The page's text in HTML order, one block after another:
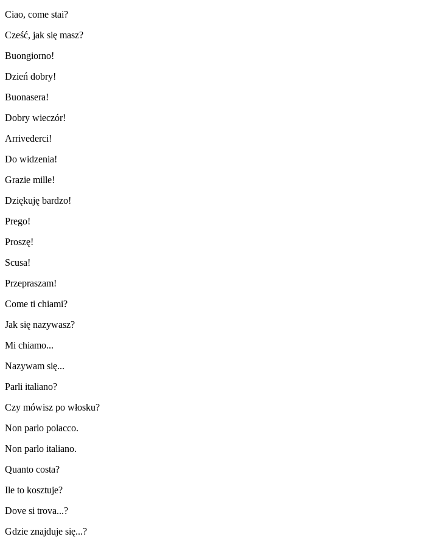
Ciao, come stai?
Cześć, jak się masz?
Buongiorno!
Dzień dobry!
Buonasera!
Dobry wieczór!
Arrivederci!
Do widzenia!
Grazie mille!
Dziękuję bardzo!
Prego!
Proszę!
Scusa!
Przepraszam!
Come ti chiami?
Jak się nazywasz?
Mi chiamo...
Nazywam się...
Parli italiano?
Czy mówisz po włosku?
Non parlo polacco.
Non parlo italiano.
Quanto costa?
Ile to kosztuje?
Dove si trova...?
Gdzie znajduje się...?